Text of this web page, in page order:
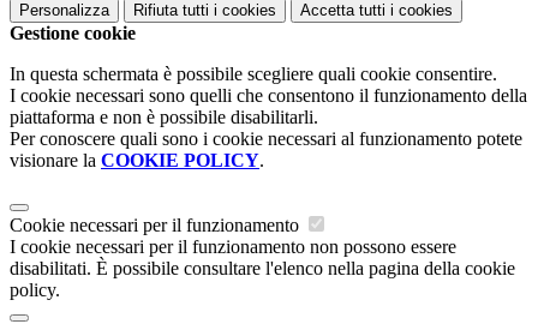
Personalizza Rifiuta tutti i cookies Accetta tutti i cookies
Gestione cookie
In questa schermata è possibile scegliere quali cookie consentire.
I cookie necessari sono quelli che consentono il funzionamento della
piattaforma e non è possibile disabilitarli.
Per conoscere quali sono i cookie necessari al funzionamento potete
visionare la COOKIE POLICY.
Cookie necessari per il funzionamento
I cookie necessari per il funzionamento non possono essere
disabilitati. È possibile consultare l'elenco nella pagina della cookie
policy.